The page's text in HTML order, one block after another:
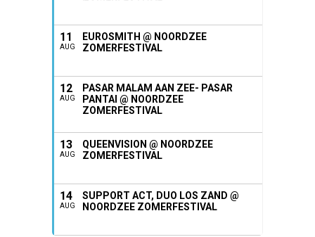
11
AUG
EUROSMITH @ NOORDZEE
ZOMERFESTIVAL
12
AUG
PASAR MALAM AAN ZEE- PASAR
PANTAI @ NOORDZEE
ZOMERFESTIVAL
13
AUG
QUEENVISION @ NOORDZEE
ZOMERFESTIVAL
14
AUG
SUPPORT ACT, DUO LOS ZAND @
NOORDZEE ZOMERFESTIVAL